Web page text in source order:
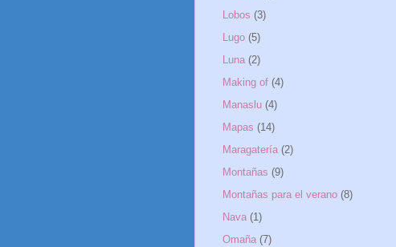
Lobos (3)
Lugo (5)
Luna (2)
Making of (4)
Manaslu (4)
Mapas (14)
Maragatería (2)
Montañas (9)
Montañas para el verano (8)
Nava (1)
Omaña (7)